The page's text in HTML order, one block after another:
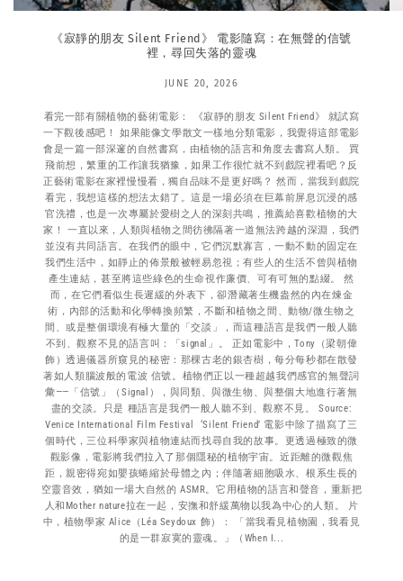
《寂靜的朋友 Silent Friend》 電影隨寫：在無聲的信號
裡，尋回失落的靈魂
JUNE 20, 2026
看完一部有關植物的藝術電影： 《寂靜的朋友 Silent Friend》 就試寫
一下觀後感吧！ 如果能像文學散文一樣地分類電影，我覺得這部電影
會是一篇一部深邃的自然書寫，由植物的語言和角度去書寫人類。 買
飛前想，繁重的工作讓我猶豫，如果工作很忙就不到戲院裡看吧？反
正藝術電影在家裡慢慢看，獨自品味不是更好嗎？ 然而，當我到戲院
看完，我想這樣的想法太錯了。這是一場必須在巨幕前屏息沉浸的感
官洗禮，也是一次專屬於愛樹之人的深刻共鳴，推薦給喜歡植物的大
家！ 一直以來，人類與植物之間彷彿隔著一道無法跨越的深淵，我們
並沒有共同語言。在我們的眼中，它們沉默寡言，一動不動的固定在
我們生活中，如靜止的佈景般被輕易忽視；有些人的生活不曾與植物
產生連結，甚至將這些綠色的生命視作廉價、可有可無的點綴。 然
而，在它們看似生長遲緩的外表下，卻潛藏著生機盎然的內在煉金
術，內部的活動和化學轉換頻繁，不斷和植物之間、動物/微生物之
間、或是整個環境有極大量的「交談」，而這種語言是我們一般人聽
不到、觀察不見的語言叫：「signal」。 正如電影中，Tony（梁朝偉
飾）透過儀器所窺見的秘密：那棵古老的銀杏樹，每分每秒都在散發
著如人類腦波般的電波 信號。植物們正以一種超越我們感官的無聲詞
彙——「信號」（Signal），與同類、與微生物、與整個大地進行著無
盡的交談。只是 種語言是我們一般人聽不到、觀察不見。 Source:
Venice International Film Festival ‘Silent Friend’ 電影中除了描寫了三
個時代，三位科學家與植物連結而找尋自我的故事。更透過極致的微
觀影像，電影將我們拉入了那個隱秘的植物宇宙。近距離的微觀焦
距，親密得宛如嬰孩蜷縮於母體之內；伴隨著細胞吸水、根系生長的
空靈音效，猶如一場大自然的 ASMR。它用植物的語言和聲音，重新把
人和Mother nature拉在一起，安撫和舒緩萬物以我為中心的人類。 片
中，植物學家 Alice（Léa Seydoux 飾）： 「當我看見植物園，我看見
的是一群寂寞的靈魂。」（When I...